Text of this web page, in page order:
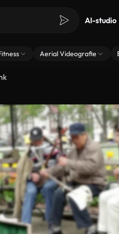
AI-studio
Aerial Videografie